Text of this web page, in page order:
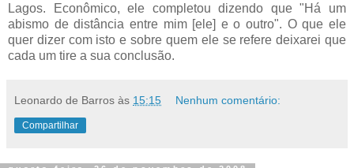
Lagos.
Econômico, ele completou dizendo que "Há um
abismo de distância entre mim [ele] e o outro". O que ele
quer dizer com isto e sobre quem ele se refere deixarei que
cada um tire a sua conclusão.
Leonardo de Barros às 15:15 Nenhum comentário:
Compartilhar